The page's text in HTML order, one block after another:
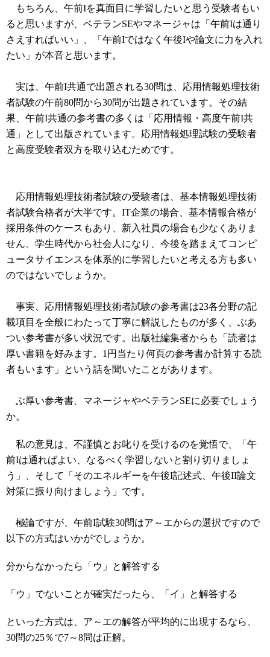
もちろん、午前Iを真面目に学習したいと思う受験者もい
ると思いますが、ベテランSEやマネージャは「午前Iは通り
さえすればいい」、「午前Iではなく午後Iや論文に力を入れ
たい」が本音と思います。
実は、午前I共通で出題される30問は、応用情報処理技術
者試験の午前80問から30問が出題されています。その結
果、午前I共通の参考書の多くは「応用情報・高度午前I共
通」として出版されています。応用情報処理試験の受験者
と高度受験者双方を取り込むためです。
応用情報処理技術者試験の受験者は、基本情報処理技術
者試験合格者が大半です。IT企業の場合、基本情報合格が
採用条件のケースもあり、新入社員の場合も少なくありま
せん。学生時代から社会人になり、今後を踏まえてコンピ
ュータサイエンスを体系的に学習したいと考える方も多い
のではないでしょうか。
事実、応用情報処理技術者試験の参考書は23各分野の記
載項目を全般にわたって丁寧に解説したものが多く、ぶあ
つい参考書が多い状況です。出版社編集者からも「読者は
厚い書籍を好みます。1円当たり何頁の参考書か計算する読
者もいます」という話を聞いたことがあります。
ぶ厚い参考書、マネージャやベテランSEに必要でしょう
か。
私の意見は、不謹慎とお叱りを受けるのを覚悟で、「午
前Iは通ればよい、なるべく学習しないと割り切りましょ
う」、そして「そのエネルギーを午後I記述式、午後II論文
対策に振り向けましょう」です。
極論ですが、午前I試験30問はア～エからの選択ですので
以下の方式はいかがでしょうか。
分からなかったら「ウ」と解答する
「ウ」でないことが確実だったら、「イ」と解答する
といった方式は、ア～エの解答が平均的に出現するなら、
30問の25％で7～8問は正解。